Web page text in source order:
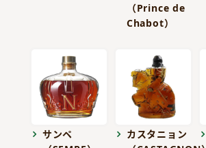
（Prince de
Chabot）
サンペ
カスタニョン